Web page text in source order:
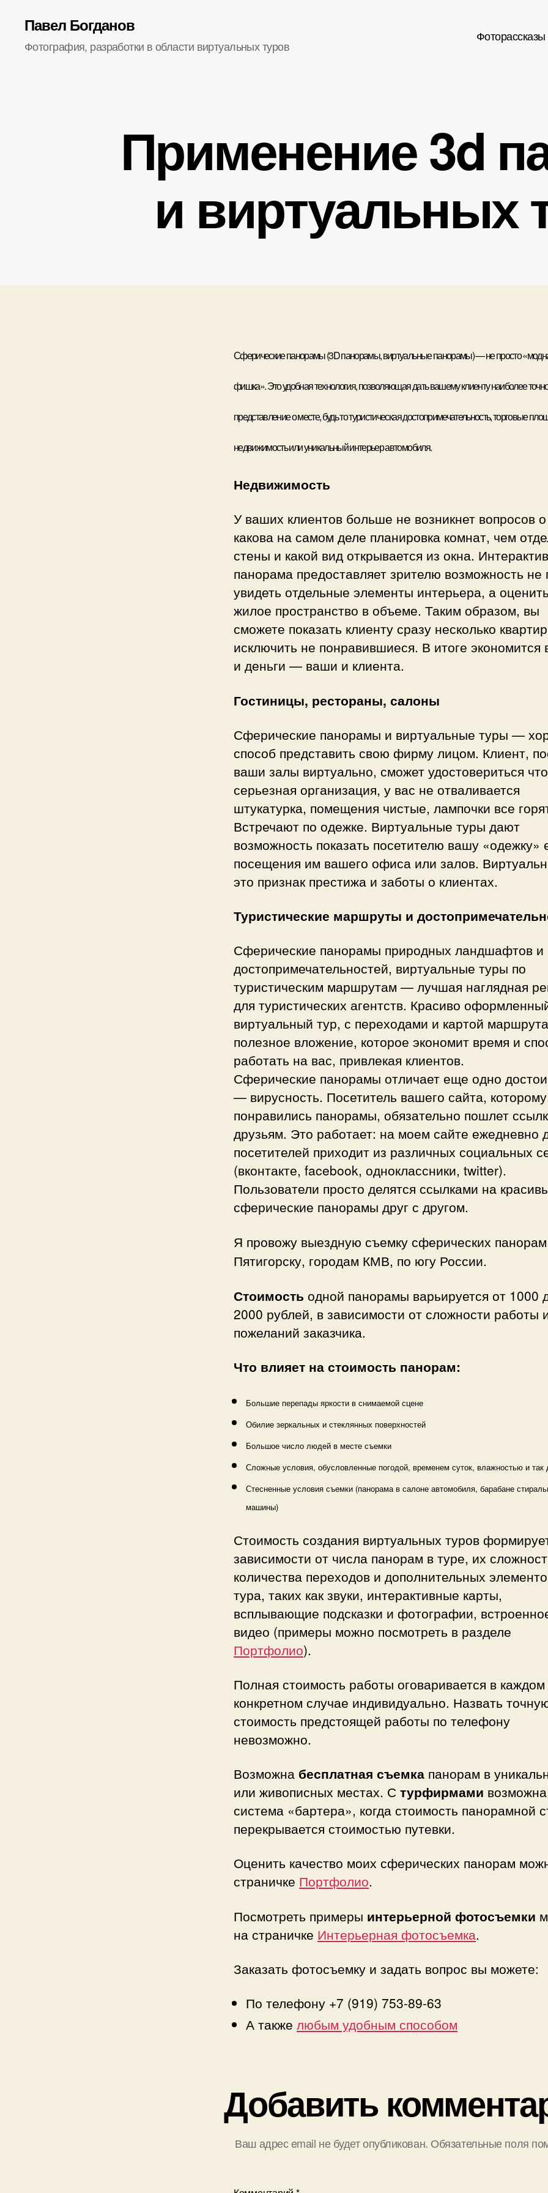
Павел Богданов
Фотография, разработки в области виртуальных туров
Фоторассказы
Применение 3d
и виртуальных
Сферические панорамы (3D панорамы, виртуальные панорамы) — не просто
фишка». Это удобная технология, позволяющая дать вашему клиенту наиболее
представление о месте, будь то туристическая достопримечательность, торговые
недвижимость или уникальный интерьер автомобиля.
Недвижимость
У ваших клиентов больше не возникнет вопросов
какова на самом деле планировка комнат, чем
стены и какой вид открывается из окна.
панорама предоставляет зрителю возможность не
увидеть отдельные элементы интерьера, а оценить
жилое пространство в объеме. Таким образом, вы
сможете показать клиенту сразу несколько
исключить не понравившиеся. В итоге экономится
и деньги — ваши и клиента.
Гостиницы, рестораны, салоны
Сферические панорамы и виртуальные туры —
способ представить свою фирму лицом. Клиент,
ваши залы виртуально, сможет удостовериться
серьезная организация, у вас не отваливается
штукатурка, помещения чистые, лампочки все
Встречают по одежке. Виртуальные туры дают
возможность показать посетителю вашу «одежку»
посещения им вашего офиса или залов.
это признак престижа и заботы о клиентах.
Туристические маршруты и
Сферические панорамы природных ландшафтов и
достопримечательностей, виртуальные туры по
туристическим маршрутам — лучшая наглядная
для туристических агентств. Красиво
виртуальный тур, с переходами и картой
полезное вложение, которое экономит время и
работать на вас, привлекая клиентов.
Сферические панорамы отличает еще одно
— вирусность. Посетитель вашего сайта, которому
понравились панорамы, обязательно пошлет
друзьям. Это работает: на моем сайте ежедневно
посетителей приходит из различных социальных
(вконтакте, facebook, одноклассники, twitter).
Пользователи просто делятся ссылками на
сферические панорамы друг с другом.
Я провожу выездную съемку сферических
Пятигорску, городам КМВ, по югу России.
Стоимость одной панорамы варьируется от 1000
2000 рублей, в зависимости от сложности работы
пожеланий заказчика.
Что влияет на стоимость панорам:
Большие перепады яркости в снимаемой сцене
Обилие зеркальных и стеклянных поверхностей
Большое число людей в месте съемки
Сложные условия, обусловленные погодой, временем суток, влажностью и так
Стесненные условия съемки (панорама в салоне автомобиля, барабане
машины)
Стоимость создания виртуальных туров
зависимости от числа панорам в туре, их
количества переходов и дополнительных
тура, таких как звуки, интерактивные карты,
всплывающие подсказки и фотографии,
видео (примеры можно посмотреть в разделе
Портфолио).
Полная стоимость работы оговаривается в каждом
конкретном случае индивидуально. Назвать
стоимость предстоящей работы по телефону
невозможно.
Возможна бесплатная съемка панорам в
или живописных местах. С турфирмами возможна
система «бартера», когда стоимость панорамной
перекрывается стоимостью путевки.
Оценить качество моих сферических панорам
страничке Портфолио.
Посмотреть примеры интерьерной фотосъемки
на страничке Интерьерная фотосъемка.
Заказать фотосъемку и задать вопрос вы можете:
По телефону +7 (919) 753-89-63
А также любым удобным способом
Добавить
Ваш адрес email не будет опубликован. Обязательные поля